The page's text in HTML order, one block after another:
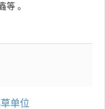
等 。
单位